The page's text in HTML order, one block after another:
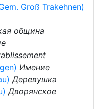
Groß Trakehnen)
община
Имение
Деревушка
Дворянское